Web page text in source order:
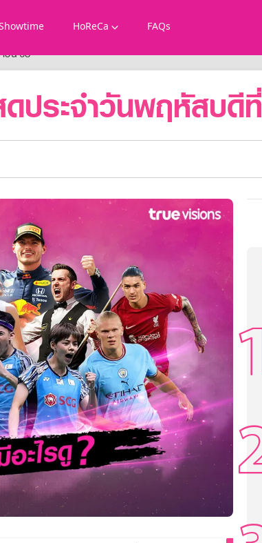
HoReCa FAQs
ยน 68
ประจำวันพฤหัสบดีที่